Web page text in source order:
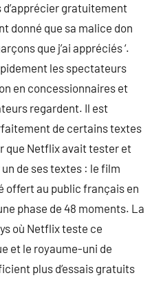
gratuitement
donné que sa malice don
que j’ai appréciés ‘.
les spectateurs
en concessionnaires et
regardent. Il est
de certains textes
que Netflix avait tester et
de ses textes : le film
offert au public français en
phase de 48 moments. La
où Netflix teste ce
et le royaume-uni de
plus d’essais gratuits